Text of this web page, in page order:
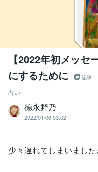
【2022年初メッ
にするために
記事
占い
德永野乃
2022/01/06 03:02
少々遅れてしまいまし